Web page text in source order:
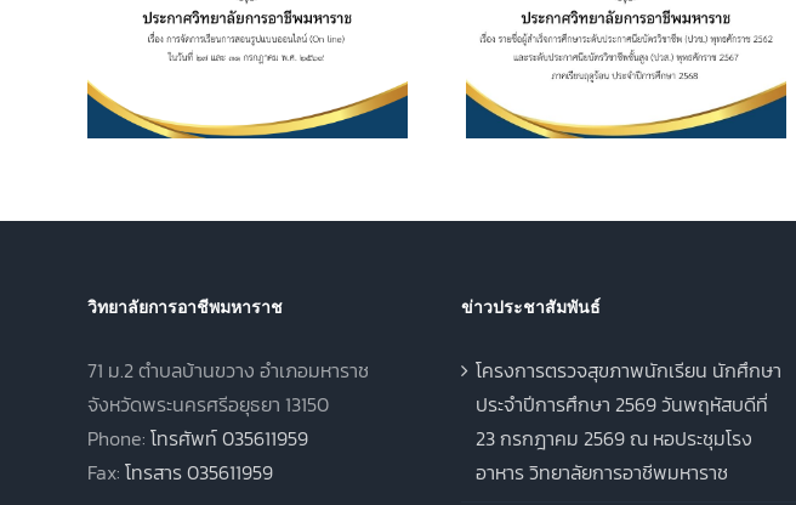
วิชาชีพ (ปวช.) พุทธศักราช
2562 และระดับ
ประกาศนียบัตรวิชาชีพชั้น
สูง (ปวส.) พุทธศักราช
2567 ภาคเรียนฤดูร้อน
การจัดเก็บค่าบำรุงการ
ศึกษา ค่าหน่วยกิตรายวิชา
ประจำภาคเรียนที่ 1 ปีการ
ศึกษา 2569
วิทยาลัยการอาชีพมหาราช
71 ม.2 ตำบลบ้านขวาง อำเภอมหาราช
จังหวัดพระนครศรีอยุธยา 13150
Phone: โทรศัพท์ 035611959
Fax: โทรสาร 035611959
ข่าวประชาสัมพันธ์
โครงการตรวจสุขภาพนักเรียน นักศึกษา
ประจำปีการศึกษา 2569 วันพฤหัสบดีที่
23 กรกฎาคม 2569 ณ หอประชุมโรง
อาหาร วิทยาลัยการอาชีพมหาราช